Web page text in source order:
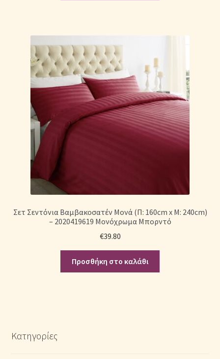
Σετ Σεντόνια Βαμβακοσατέν Μονά (Π: 160cm x Μ: 240cm)
– 2020419619 Μονόχρωμα Μπορντό
€39.80
Προσθήκη στο καλάθι
Κατηγορίες